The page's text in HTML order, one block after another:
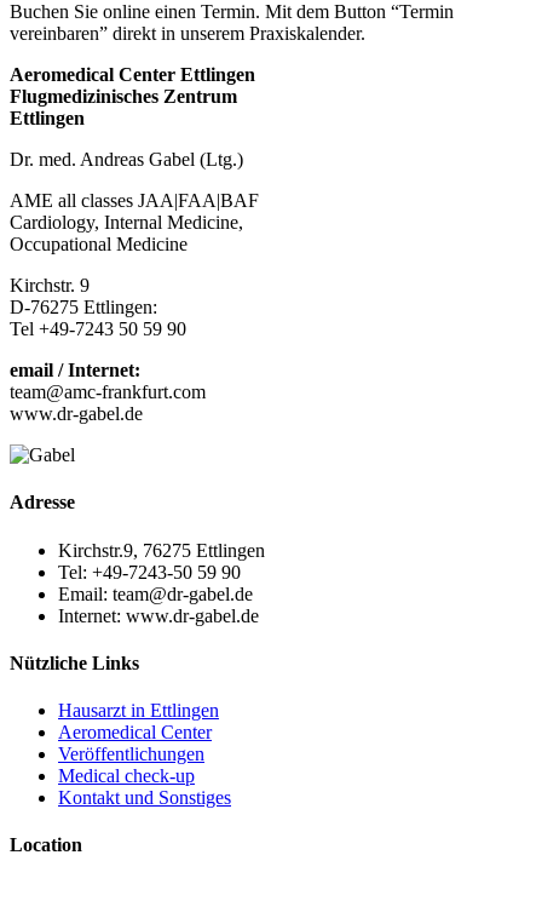
Buchen Sie online einen Termin. Mit dem Button “Termin
vereinbaren” direkt in unserem Praxiskalender.
Aeromedical Center Ettlingen
Flugmedizinisches Zentrum
Ettlingen
Dr. med. Andreas Gabel (Ltg.)
AME all classes JAA|FAA|BAF
Cardiology, Internal Medicine,
Occupational Medicine
Kirchstr. 9
D-76275 Ettlingen:
Tel +49-7243 50 59 90
email / Internet:
team@amc-frankfurt.com
www.dr-gabel.de
Adresse
Kirchstr.9, 76275 Ettlingen
Tel: +49-7243-50 59 90
Email: team@dr-gabel.de
Internet: www.dr-gabel.de
Nützliche Links
Hausarzt in Ettlingen
Aeromedical Center
Veröffentlichungen
Medical check-up
Kontakt und Sonstiges
Location